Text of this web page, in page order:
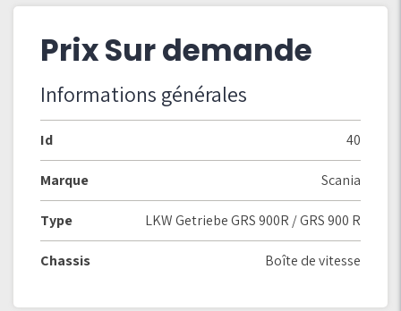
Prix Sur demande
Informations générales
Id 40
Marque Scania
Type LKW Getriebe GRS 900R / GRS 900 R
Chassis Boîte de vitesse